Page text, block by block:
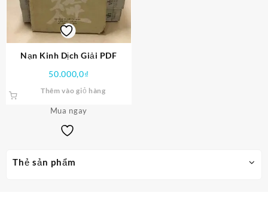
Thẻ sản phẩm
Nạn Kinh Dịch Giải PDF
50.000,0₫
Thêm vào giỏ hàng
Mua ngay